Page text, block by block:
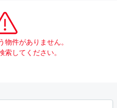
物件がありません。
索してください。